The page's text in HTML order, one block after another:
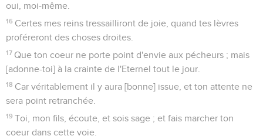
oui, moi-même.
16 Certes mes reins tressailliront de joie, quand tes lèvres
proféreront des choses droites.
17 Que ton coeur ne porte point d'envie aux pécheurs ; mais
[adonne-toi] à la crainte de l'Eternel tout le jour.
18 Car véritablement il y aura [bonne] issue, et ton attente ne
sera point retranchée.
19 Toi, mon fils, écoute, et sois sage ; et fais marcher ton
coeur dans cette voie.